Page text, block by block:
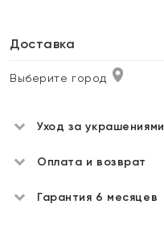
Доставка
Выберите город
Уход за украшениями
Оплата и возврат
Гарантия 6 месяцев